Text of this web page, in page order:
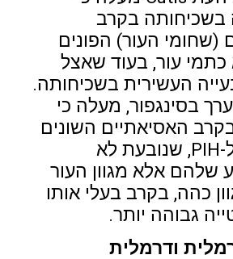
בשכיחותה בקרב
(שחומי העור) הפונים
כתמי עור, בעוד שאצל
העשירית בשכיחותה.
בסינגפור, מעלה כי
האסיאתיים השונים
בנטייה שלהם ל-PIH, שנובעת לא
שלהם אלא מגוון העור
כהה, בקרב בעלי אותו
גבוהה יותר.
ודרמלית